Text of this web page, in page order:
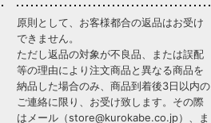
原則として、お客様都合の返品はお受け
できません。
ただし返品の対象が不良品、または誤配
等の理由により注文商品と異なる商品を
納品した場合のみ、商品到着後3日以内の
ご連絡に限り、お受け致します。その際
はメール（store@kurokabe.co.jp）、ま